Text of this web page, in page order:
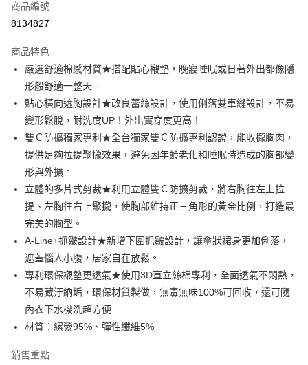
信用卡分期付款
合作金庫商業銀行
華南商業銀行
彰化商業銀行
上海商業儲蓄銀行
國泰世華商業銀行
兆豐國際商業銀行
臺灣中小企業銀行
台中商業銀行
匯豐（台灣）商業銀行
華泰商業銀行
聯邦商業銀行
遠東國際商業銀行
元大商業銀行
永豐商業銀行
玉山商業銀行
台新國際商業銀行
中國信託商業銀行
台灣樂天信用卡公司
超商取貨付款
LINE Pay
Apple Pay
街口支付
AFTEE先享後付
相關說明
【關於「AFTEE先享後付」】
AFTEE先享後付是「在收到商品之後才付款」的支付方式。 讓您購物簡單
便利好安心！
１．簡單：不需註冊會員、不需綁卡、不需儲值。
２．便利：只要手機號碼，簡訊認證，即可結帳。
【「AFTEE先享後付」結帳流程】
１．於結帳方式選擇「AFTEE先享後付」後，將跳轉至「AFTEE先享後付」
結帳頁面，進行簡訊認證並確認金額後，即可完成結帳。
３．收到繳費通知簡訊後14天內，點擊此簡訊中的連結，可透過四大超商／
運送方式
全家付款取貨
每筆NT$80，滿NT$1,500(含以上)免運費
付款後全家取貨
每筆NT$80，滿NT$1,500(含以上)免運費
商品編號
8134827
商品特色
嚴選舒適棉感材質★搭配貼心襯墊，晚寢睡眠或日著外出都像隱
形般舒適一整天。
貼心橫向遮胸設計★改良蕾絲設計，使用俐落雙車縫設計，不易
變形鬆脫，耐洗度UP！外出實穿度更高！
雙Ｃ防擴獨家專利★全台獨家雙Ｃ防擴專利認證，能收攏胸肉，
提供足夠拉提聚攏效果，避免因年齡老化和睡眠時造成的胸部變
形與外擴。
立體的多片式剪裁★利用立體雙Ｃ防擴剪裁，將右胸往左上拉
提、左胸往右上聚攏，使胸部維持正三角形的黃金比例，打造最
完美的胸型。
A-Line+抓皺設計★新增下圍抓皺設計，讓傘狀裙身更加俐落，
遮蓋惱人小腹，居家自在放鬆。
專利環保襯墊更透氣★使用3D直立絲棉專利，全面透氣不悶熱，
不易藏汙納垢，環保材質製做，無毒無味100%可回收，還可隨
內衣下水機洗超方便
材質：縲縈95%、彈性纖維5%
銷售重點